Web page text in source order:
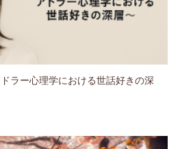
ラー心理学における世話好きの深